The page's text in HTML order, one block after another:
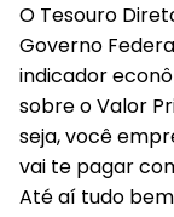
O Tesouro
Governo
indicador
sobre o Valor
seja,você
vai te pagar
Até aí tudo